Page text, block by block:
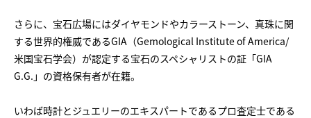
さらに、宝石広場にはダイヤモンドやカラーストーン、真珠に関
する世界的権威であるGIA（Gemological Institute of America/
米国宝石学会）が認定する宝石のスペシャリストの証「GIA
G.G.」の資格保有者が在籍。
いわば時計とジュエリーのエキスパートであるプロ査定士である